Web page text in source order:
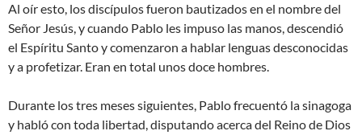
Al oír esto, los discípulos fueron bautizados en el nombre del
Señor Jesús, y cuando Pablo les impuso las manos, descendió
el Espíritu Santo y comenzaron a hablar lenguas desconocidas
y a profetizar. Eran en total unos doce hombres.
Durante los tres meses siguientes, Pablo frecuentó la sinagoga
y habló con toda libertad, disputando acerca del Reino de Dios